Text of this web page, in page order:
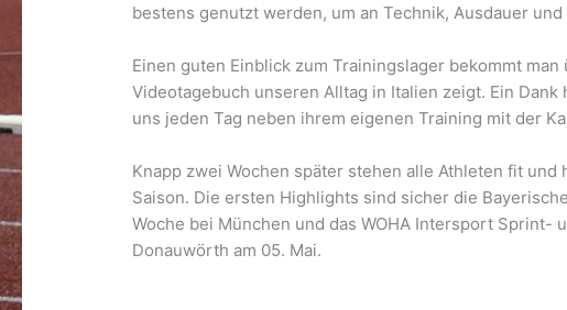
bestens genutzt werden, um an Technik, Ausdauer
Einen guten Einblick zum Trainingslager bekommt
Videotagebuch unseren Alltag in Italien zeigt. Ein
uns jeden Tag neben ihrem eigenen Training mit der
Knapp zwei Wochen später stehen alle Athleten fit
Saison. Die ersten Highlights sind sicher die
Woche bei München und das WOHA Intersport
Donauwörth am 05. Mai.